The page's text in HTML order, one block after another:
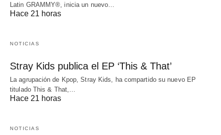
Latin GRAMMY®, inicia un nuevo…
Hace 21 horas
NOTICIAS
Stray Kids publica el EP ‘This & That’
La agrupación de Kpop, Stray Kids, ha compartido su nuevo EP
titulado This & That,…
Hace 21 horas
NOTICIAS